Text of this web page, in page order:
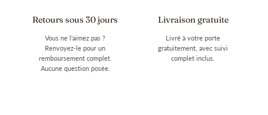
Retours sous 30 jours
Vous ne l'aimez pas ?
Renvoyez-le pour un
remboursement complet.
Aucune question posée.
Livraison gratuite
Livré à votre porte
gratuitement, avec suivi
complet inclus.